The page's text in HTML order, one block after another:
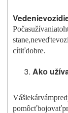
Vedenievoz
Počasužívania
stane,neveďte
cítiťdobre.
Ako už
Vášlekárvám
pomôcťbojovať